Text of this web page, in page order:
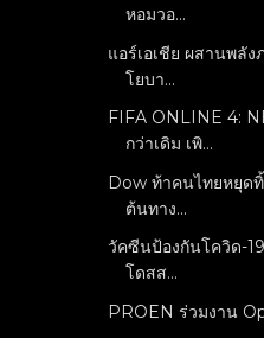
หอมวอ...
แอร์เอเชีย ผสานพลั
โยบา...
FIFA ONLINE 4:
กว่าเดิม เพิ...
Dow ท้าคนไทยหยุดทิ้
ต้นทาง...
วัคซีนป้องกันโควิด-
โดสส...
PROEN ร่วมงาน